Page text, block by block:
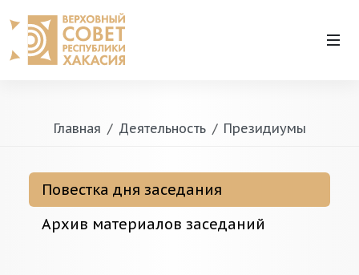
Главная Деятельность Президиумы
Повестка дня заседания
Архив материалов заседаний